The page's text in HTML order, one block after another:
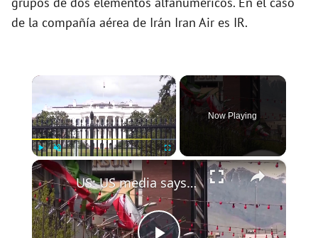
de la compañía aérea de Irán Iran Air es IR.
×
Play Unmute Fullscreen
Now Playing
×
US: US media says US, Iran negotiators agree on potential MoU; Iran denies.